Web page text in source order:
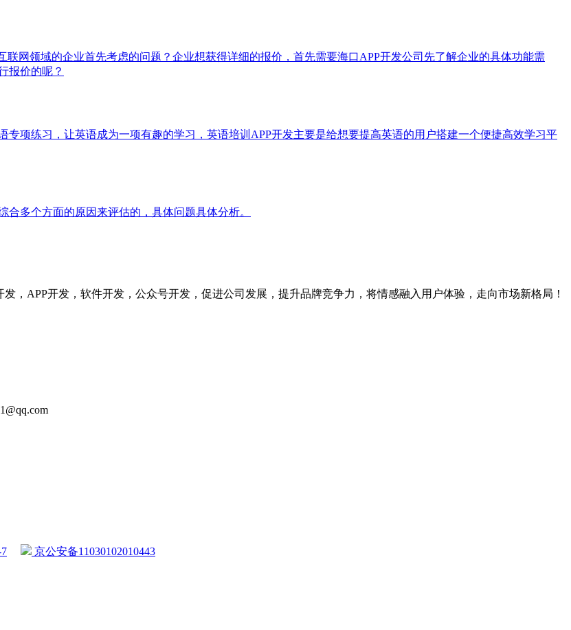
网领域的企业首先考虑的问题？企业想获得详细的报价，首先需要海口APP开发公司先了解企业的具体功能需
报价的呢？
项练习，让英语成为一项有趣的学习，英语培训APP开发主要是给想要提高英语的用户搭建一个便捷高效学习平
多个方面的原因来评估的，具体问题具体分析。
，APP开发，软件开发，公众号开发，促进公司发展，提升品牌竞争力，将情感融入用户体验，走向市场新格局！
京公安备11030102010443